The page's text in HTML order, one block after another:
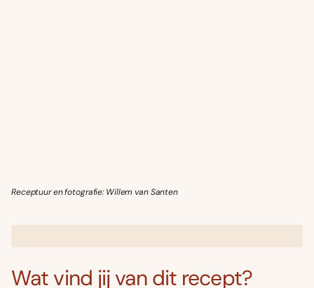
Receptuur en fotografie: Willem van Santen
Wat vind jij van dit recept?